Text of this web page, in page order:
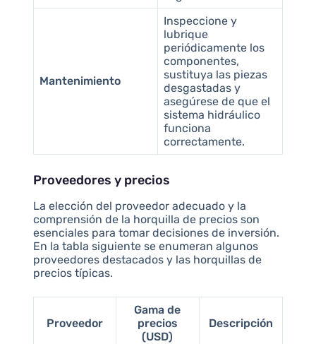
Mantenimiento
Inspeccione y
lubrique
periódicamente los
componentes,
sustituya las piezas
desgastadas y
asegúrese de que el
sistema hidráulico
funciona
correctamente.
Proveedores y precios
La elección del proveedor adecuado y la
comprensión de la horquilla de precios son
esenciales para tomar decisiones de inversión.
En la tabla siguiente se enumeran algunos
proveedores destacados y las horquillas de
precios típicas.
Proveedor
Gama de
precios
(USD)
Descripción